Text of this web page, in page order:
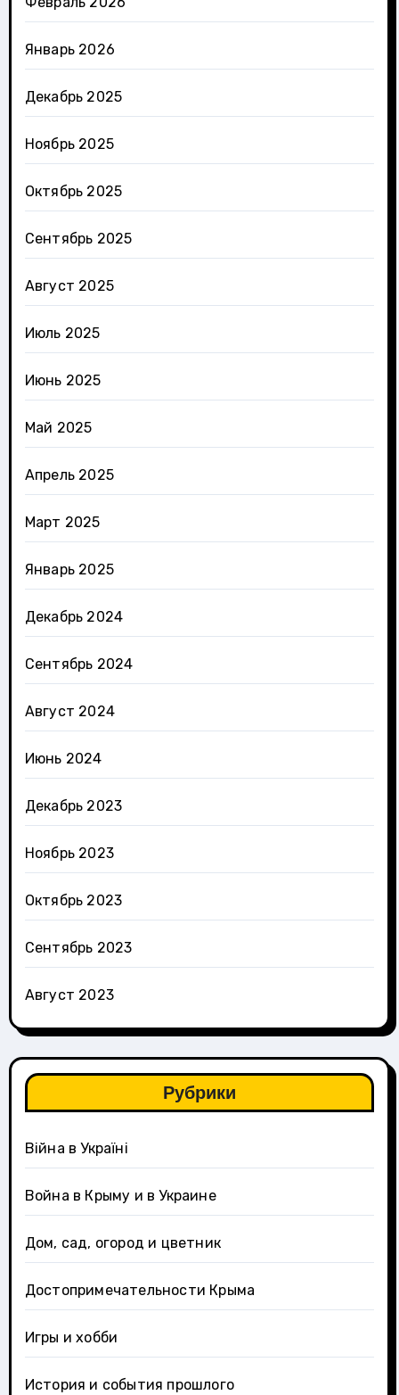
Январь 2026
Декабрь 2025
Ноябрь 2025
Октябрь 2025
Сентябрь 2025
Август 2025
Июль 2025
Июнь 2025
Май 2025
Апрель 2025
Март 2025
Январь 2025
Декабрь 2024
Сентябрь 2024
Август 2024
Июнь 2024
Декабрь 2023
Ноябрь 2023
Октябрь 2023
Сентябрь 2023
Август 2023
Рубрики
Війна в Україні
Война в Крыму и в Украине
Дом, сад, огород и цветник
Достопримечательности Крыма
Игры и хобби
История и события прошлого